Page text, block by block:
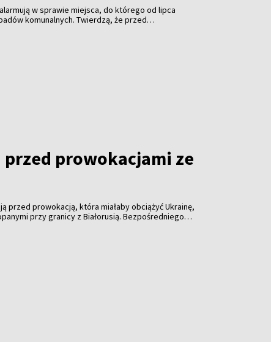
w sprawie miejsca, do którego od lipca
komunalnych. Twierdzą, że przed
przed prowokacjami ze
przed prowokacją, która miałaby obciążyć Ukrainę,
przy granicy z Białorusią. Bezpośredniego